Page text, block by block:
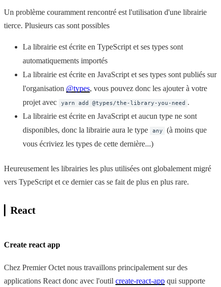
Un problème couramment rencontré est l'utilisation d'une librairie
tierce. Plusieurs cas sont possibles
La librairie est écrite en TypeScript et ses types sont
automatiquements importés
La librairie est écrite en JavaScript et ses types sont publiés sur
l'organisation @types, vous pouvez donc les ajouter à votre
projet avec
yarn add @types/the-library-you-need .
La librairie est écrite en JavaScript et aucun type ne sont
disponibles, donc la librairie aura le type
any
(à moins que
vous écriviez les types de cette dernière...)
Heureusement les librairies les plus utilisées ont globalement migré
vers TypeScript et ce dernier cas se fait de plus en plus rare.
React
Create react app
Chez Premier Octet nous travaillons principalement sur des
applications React donc avec l'outil create-react-app qui supporte